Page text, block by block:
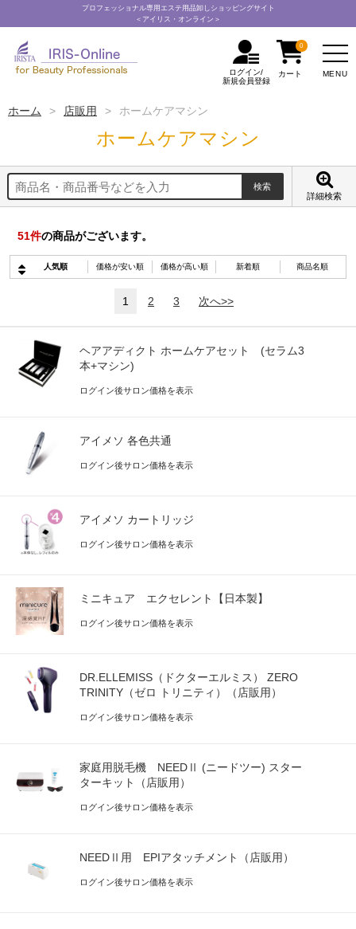
MENU
ログイン/
新規会員登録
カート
0
プロフェッショナル専用エステ用品卸しショッピングサイト
＜アイリス・オンライン＞
ホーム 店販用 ホームケアマシン
ホームケアマシン
詳細検索
51件の商品がございます。
人気順 価格が安い順 価格が高い順 新着順 商品名順
1 2 3 次へ>>
ヘアアディクト ホームケアセット (セラム3
本+マシン)
ログイン後サロン価格を表示
アイメソ 各色共通
ログイン後サロン価格を表示
アイメソ カートリッジ
ログイン後サロン価格を表示
ミニキュア エクセレント【日本製】
ログイン後サロン価格を表示
DR.ELLEMISS（ドクターエルミス） ZERO
TRINITY（ゼロ トリニティ）（店販用）
ログイン後サロン価格を表示
家庭用脱毛機 NEEDⅡ (ニードツー) スター
ターキット（店販用）
ログイン後サロン価格を表示
NEEDⅡ用 EPIアタッチメント（店販用）
ログイン後サロン価格を表示